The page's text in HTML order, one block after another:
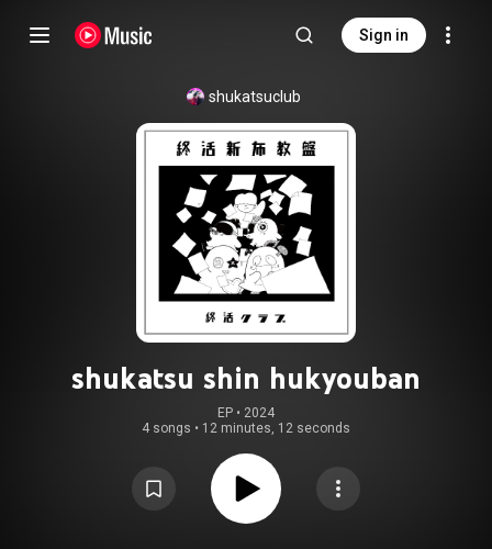
Sign in
shukatsuclub
shukatsu shin hukyouban
EP • 2024
4 songs • 12 minutes, 12 seconds